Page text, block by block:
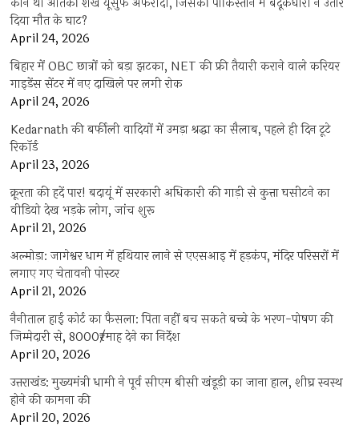
कौन था आतंकी शेख यूसुफ अफरीदी, जिसकी पाकिस्तान में बंदूकधारी ने उतार
दिया मौत के घाट?
April 24, 2026
बिहार में OBC छात्रों को बड़ा झटका, NET की फ्री तैयारी कराने वाले करियर
गाइडेंस सेंटर में नए दाखिले पर लगी रोक
April 24, 2026
Kedarnath की बर्फीली वादियों में उमड़ा श्रद्धा का सैलाब, पहले ही दिन टूटे
रिकॉर्ड
April 23, 2026
क्रूरता की हदें पार! बदायूं में सरकारी अधिकारी की गाड़ी से कुत्ता घसीटने का
वीडियो देख भड़के लोग, जांच शुरू
April 21, 2026
अल्मोड़ा: जागेश्वर धाम में हथियार लाने से एएसआइ में हड़कंप, मंदिर परिसरों में
लगाए गए चेतावनी पोस्टर
April 21, 2026
नैनीताल हाई कोर्ट का फैसला: पिता नहीं बच सकते बच्चे के भरण-पोषण की
जिम्मेदारी से, 8000₹/माह देने का निर्देश
April 20, 2026
उत्तराखंड: मुख्यमंत्री धामी ने पूर्व सीएम बीसी खंडूड़ी का जाना हाल, शीघ्र स्वस्थ
होने की कामना की
April 20, 2026